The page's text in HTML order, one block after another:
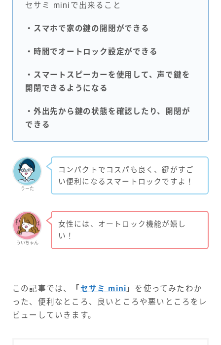
セサミ miniで出来ること
・スマホで家の鍵の開閉ができる
・時間でオートロック設定ができる
・スマートスピーカーを使用して、声で鍵を
開閉できるようになる
・外出先から鍵の状態を確認したり、開閉が
できる
うーた
コンパクトでコスパも良く、鍵がすご
い便利になるスマートロックですよ！
ういちゃん
女性には、オートロック機能が嬉し
い！
この記事では、 「 セサミ mini 」 を使ってみたわか
った、便利なところ、良いところや悪いところをレ
ビューしていきます。